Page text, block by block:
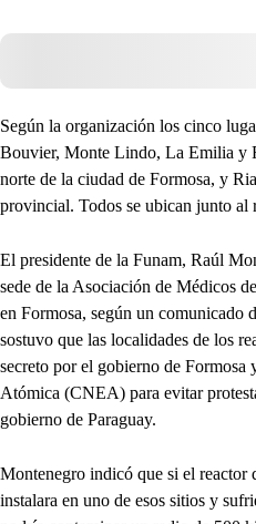
Según la organización los cinco
Bouvier, Monte Lindo, La Emilia y
norte de la ciudad de Formosa, y
provincial. Todos se ubican junto al
El presidente de la Funam, Raúl
sede de la Asociación de Médicos
en Formosa, según un comunicado
sostuvo que las localidades de los
secreto por el gobierno de
Atómica (CNEA) para evitar
gobierno de Paraguay.
Montenegro indicó que si el
instalara en uno de esos sitios y